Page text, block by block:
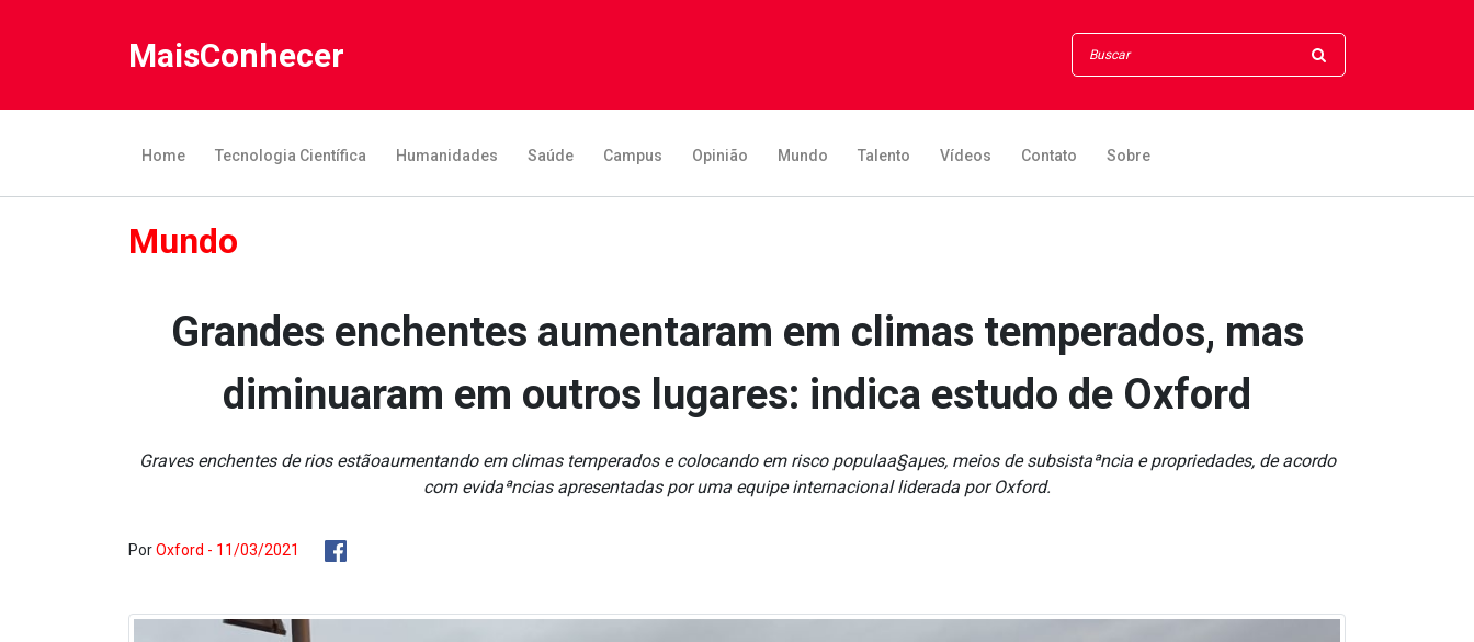
MaisConhecer
Home Tecnologia Científica Humanidades Saúde Campus Opinião Mundo Talento Vídeos Contato Sobre
Mundo
Grandes enchentes aumentaram em climas temperados, mas
diminua­ram em outros lugares: indica estudo de Oxford
Graves enchentes de rios estãoaumentando em climas temperados e colocando em risco populaa§aµes, meios de subsistaªncia e propriedades, de acordo
com evidaªncias apresentadas por uma equipe internacional liderada por Oxford.
PorOxford - 11/03/2021